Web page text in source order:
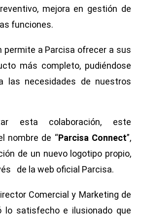
mejora en gestión de
funciones.
permite a Parcisa ofrecer a sus
más completo, pudiéndose
las necesidades de nuestros
esta colaboración, este
nombre de “Parcisa Connect”,
de un nuevo logotipo propio,
de la web oficial Parcisa.
Comercial y Marketing de
lo satisfecho e ilusionado que